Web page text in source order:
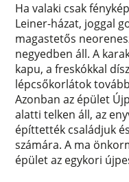
Ha valaki csak
Leiner-házat, joggal
magastetős
negyedben áll. A
kapu, a freskókkal
lépcsőkorlátok
Azonban az épület
alatti telken áll, az
építtették családjuk
számára. A ma
épület az egykori